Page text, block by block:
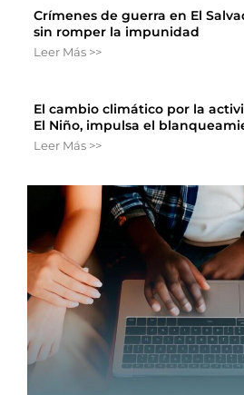
Crímenes de guerra en El
sin romper la impunidad
Leer Más >>
El cambio climático por la
El Niño, impulsa el
Leer Más >>